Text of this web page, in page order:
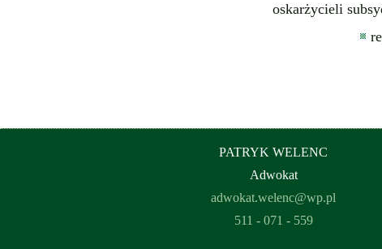
oskarżycieli
PATRYK WELENC
Adwokat
adwokat.welenc@wp.pl
511 - 071 - 559